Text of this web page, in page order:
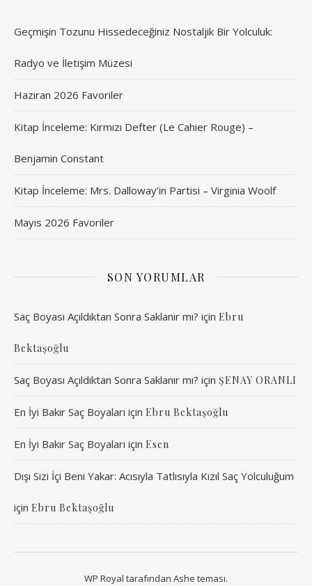
Geçmişin Tozunu Hissedeceğiniz Nostaljik Bir Yolculuk:
Radyo ve İletişim Müzesi
Haziran 2026 Favoriler
Kitap İnceleme: Kırmızı Defter (Le Cahier Rouge) –
Benjamin Constant
Kitap İnceleme: Mrs. Dalloway’in Partisi – Virginia Woolf
Mayıs 2026 Favoriler
SON YORUMLAR
Saç Boyası Açıldıktan Sonra Saklanır mı? için Ebru
Bektaşoğlu
Saç Boyası Açıldıktan Sonra Saklanır mı? için ŞENAY ORANLI
En İyi Bakır Saç Boyaları için Ebru Bektaşoğlu
En İyi Bakır Saç Boyaları için Esen
Dışı Sizi İçi Beni Yakar: Acısıyla Tatlısıyla Kızıl Saç Yolculuğum
için Ebru Bektaşoğlu
WP Royal tarafından Ashe teması.